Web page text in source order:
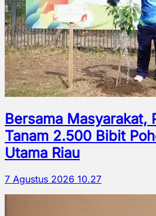
Bersama Masyarakat,
Tanam 2.500 Bibit
Utama Riau
7 Agustus 2026 10.27